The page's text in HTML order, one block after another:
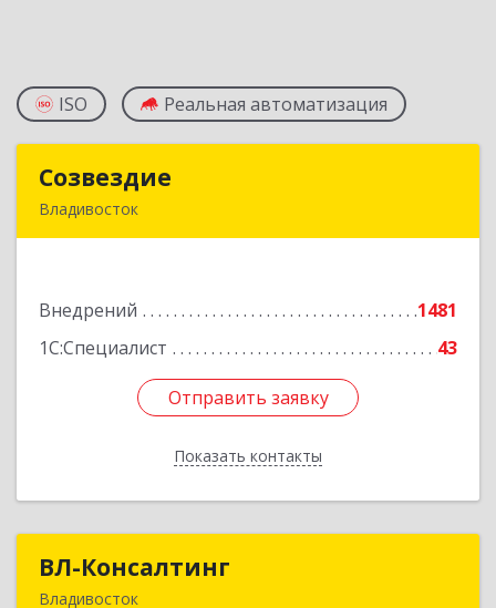
ISO Реальная автоматизация
Созвездие
Владивосток
Внедрений
1481
1С:Специалист
43
Отправить заявку
Показать контакты
Подробнее
Отправить заявку
Назад
ВЛ-Консалтинг
Владивосток